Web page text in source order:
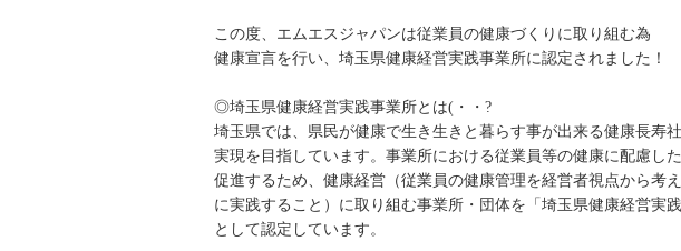
この度、エムエスジャパンは従業員の健康づくりに取り組む為
健康宣言を行い、埼玉県健康経営実践事業所に認定されました！
◎埼玉県健康経営実践事業所とは(・・?
埼玉県では、県民が健康で生き生きと暮らす事が出来る健康長寿
実現を目指しています。事業所における従業員等の健康に配慮し
促進するため、健康経営（従業員の健康管理を経営者視点から考
に実践すること）に取り組む事業所・団体を「埼玉県健康経営実践
として認定しています。